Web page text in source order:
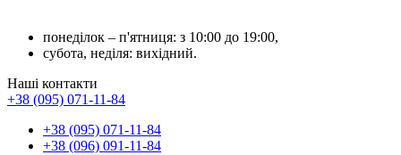
понеділок – п'ятниця: з 10:00 до 19:00,
субота, неділя: вихідний.
Наші контакти
+38 (095) 071-11-84
+38 (095) 071-11-84
+38 (096) 091-11-84